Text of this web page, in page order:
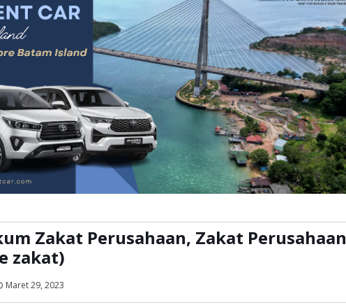
Zakat Perusahaan, Zakat Perusahaan
zakat)
Maret 29, 2023